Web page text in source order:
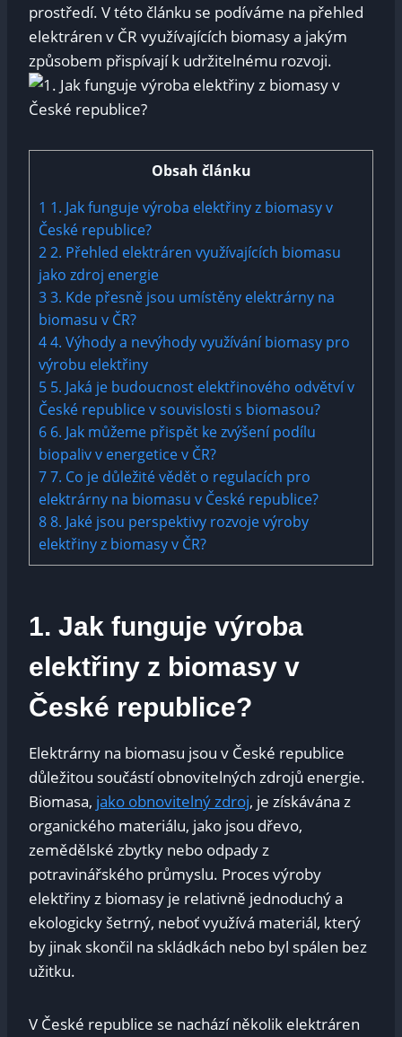
prostředí. V této článku se podíváme na přehled
elektráren v ČR využívajících biomasy a jakým
způsobem přispívají k udržitelnému rozvoji.
Obsah článku
1 1. Jak funguje výroba elektřiny z biomasy v
České republice?
22. Přehled elektráren využívajících biomasu
jako zdroj energie
33. Kde přesně jsou umístěny elektrárny na
biomasu v ČR?
44. Výhody a nevýhody využívání biomasy pro
výrobu elektřiny
5 5. Jaká je budoucnost elektřinového odvětví v
České republice v souvislosti s biomasou?
6 6. Jak můžeme přispět ke zvýšení podílu
biopaliv v energetice v ČR?
77. Co je důležité vědět o regulacích pro
elektrárny na biomasu v České republice?
88. Jaké jsou perspektivy rozvoje výroby
elektřiny z biomasy v ČR?
1. Jak funguje výroba
elektřiny z biomasy v
České republice?
Elektrárny na biomasu jsou v České republice
důležitou součástí obnovitelných zdrojů energie.
Biomasa, jako obnovitelný zdroj, je získávána z
organického materiálu, jako jsou dřevo,
zemědělské zbytky nebo odpady z
potravinářského průmyslu. Proces výroby
elektřiny z biomasy je relativně jednoduchý a
ekologicky šetrný, neboť využívá materiál, který
by jinak skončil na skládkách nebo byl spálen bez
užitku.
V České republice se nachází několik elektráren